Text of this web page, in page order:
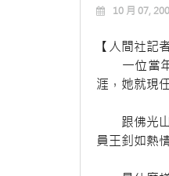
10 月 07,
【人間社記
一位當年
涯，她就現
跟佛光山
員王釗如熱